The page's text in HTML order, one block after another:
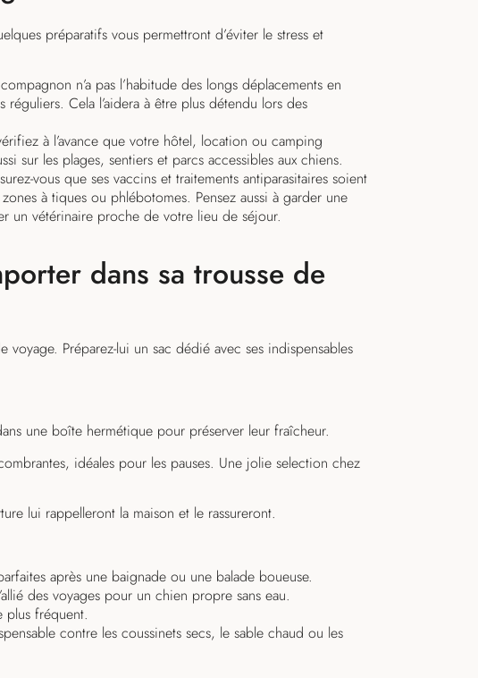
préparatifs vous permettront d’éviter le stress et
n’a pas l’habitude des longs déplacements en
Cela l’aidera à être plus détendu lors des
à l’avance que votre hôtel, location ou camping
sur les plages, sentiers et parcs accessibles aux chiens.
vous que ses vaccins et traitements antiparasitaires soient
à tiques ou phlébotomes. Pensez aussi à garder une
un vétérinaire proche de votre lieu de séjour.
dans sa trousse de
Préparez-lui un sac dédié avec ses indispensables
une boîte hermétique pour préserver leur fraîcheur.
idéales pour les pauses. Une jolie selection chez
lui rappelleront la maison et le rassureront.
après une baignade ou une balade boueuse.
des voyages pour un chien propre sans eau.
fréquent.
contre les coussinets secs, le sable chaud ou les